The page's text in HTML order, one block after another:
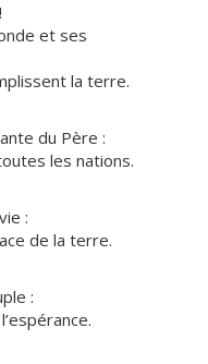
et ses
la terre.
du Père :
les nations.
:
de la terre.
: